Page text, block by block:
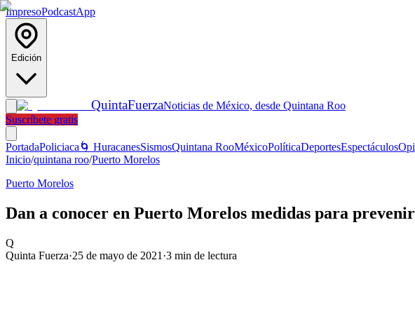
ImpresoPodcastApp
Edición
QuintaFuerzaNoticias de México, desde Quintana Roo
Suscríbete gratis
PortadaPoliciaca 🌀 HuracanesSismosQuintana RooMéxicoPolíticaDeportesEspectáculos
Inicio/quintana roo/Puerto Morelos
Puerto Morelos
Dan a conocer en Puerto Morelos medidas para
Q
Quinta Fuerza·25 de mayo de 2021 ·3 min de lectura